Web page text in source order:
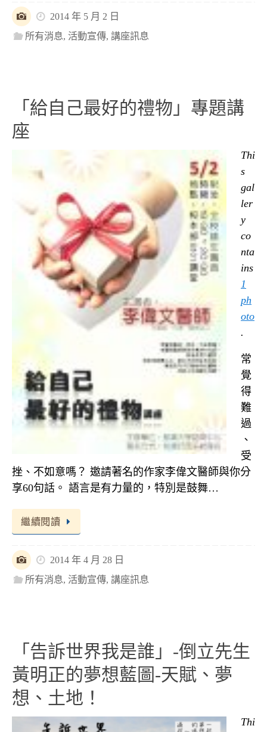
2014 年 5 月 2 日
所有消息, 活動宣傳,講座訊息
「給自己最好的禮物」專題講
座
Thi
s
gal
ler
y
co
nta
ins
1
ph
oto
.
常
覺
得
難
過
、
受
挫、不如意嗎？ 邀請著名的作家李偉文醫師與你分
享60句話。 語言是有力量的，特別是鼓舞…
繼續閱讀
2014 年 4 月 28 日
所有消息, 活動宣傳,講座訊息
「告訴世界我是誰」-倒立先生
黃明正的夢想藍圖-天賦、夢
想、土地！
Thi